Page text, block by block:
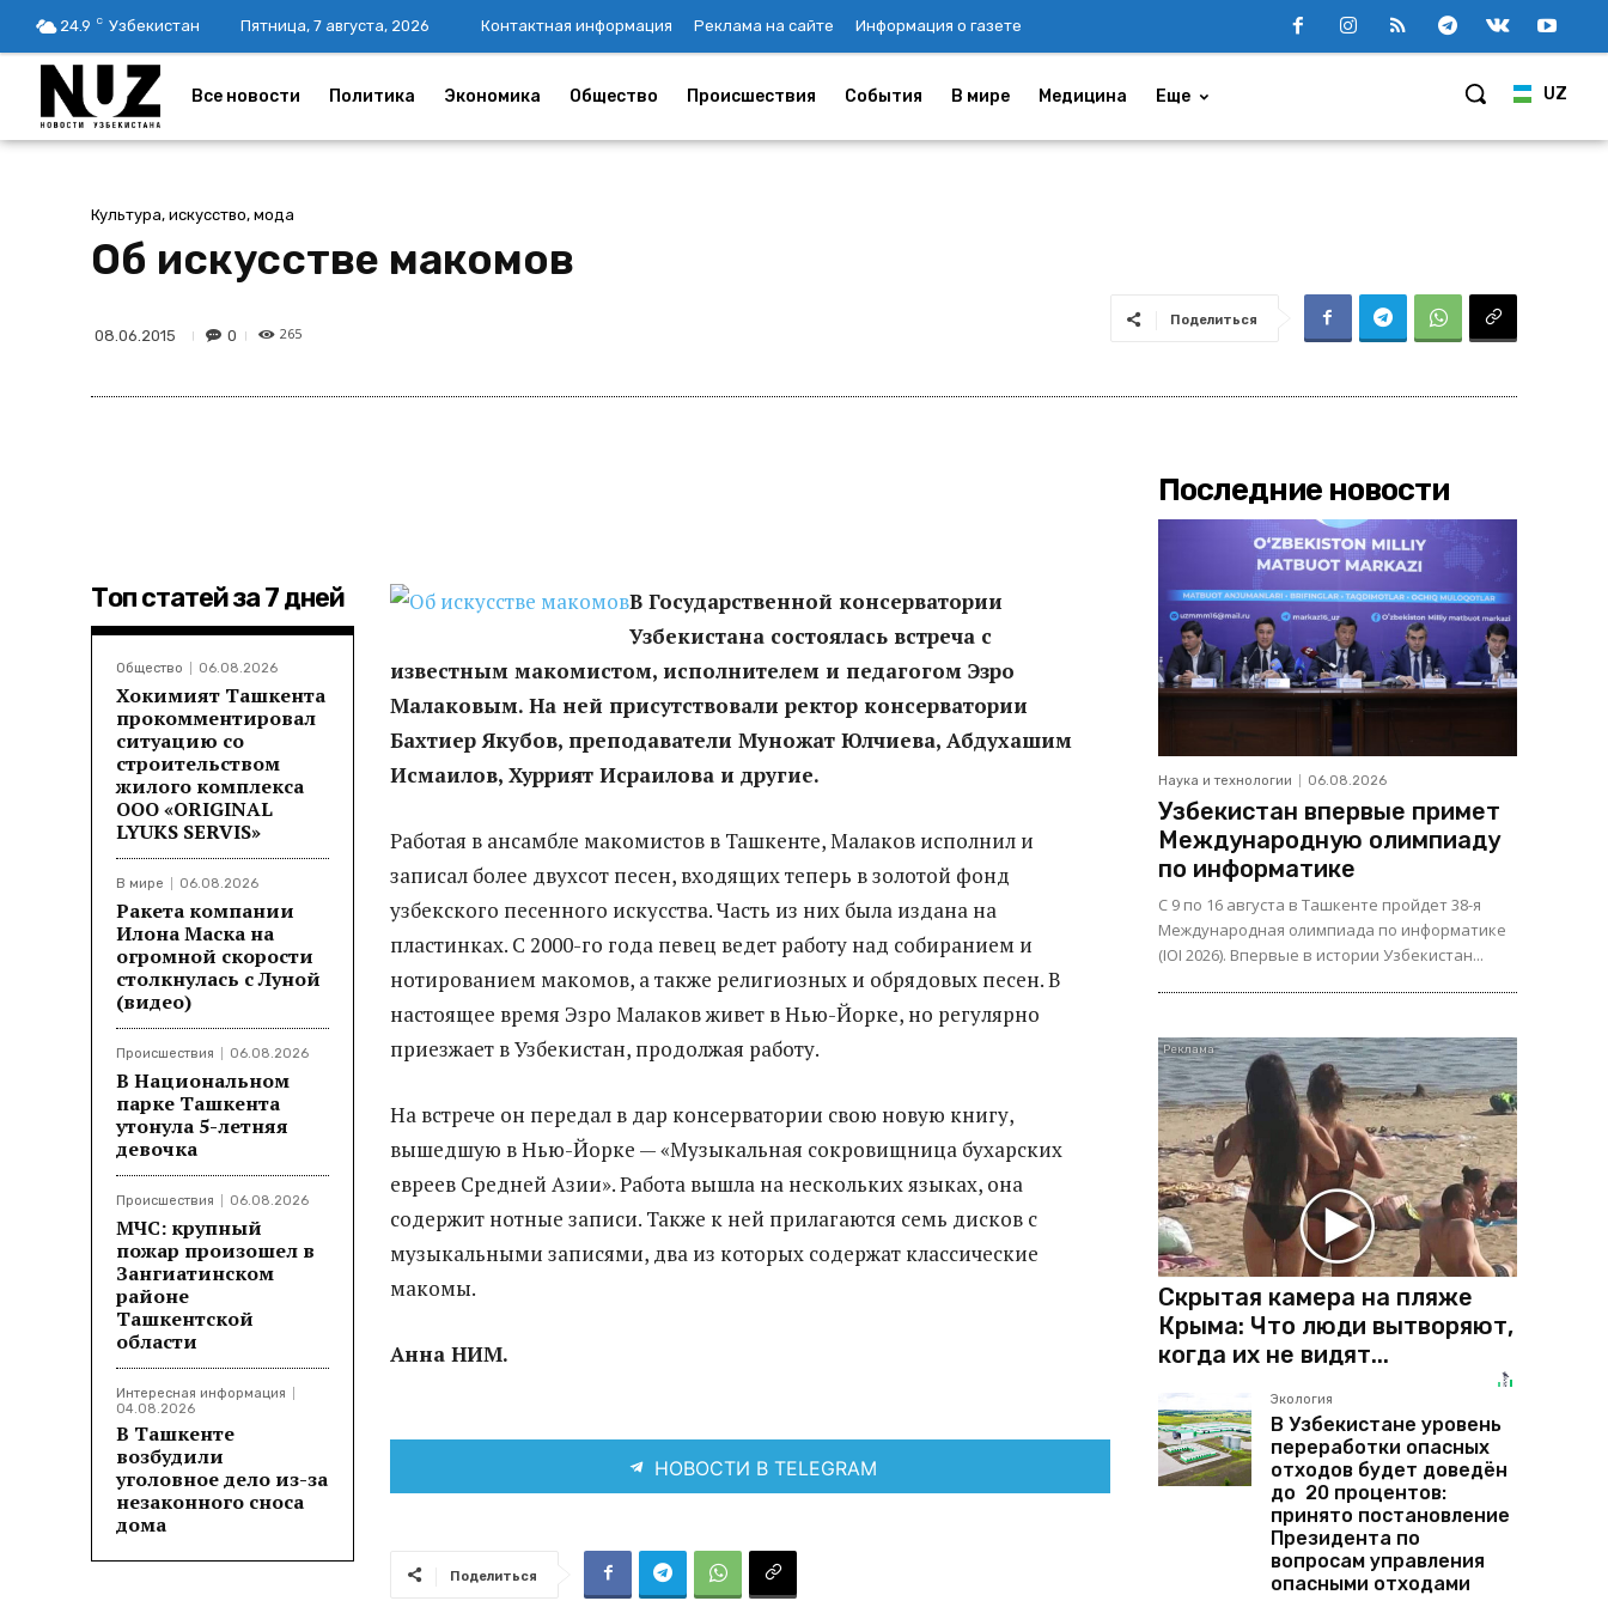
24.9 C Узбекистан Пятница, 7 августа, 2026 Контактная информация Реклама на сайте Информация о газете
UZ
Все новости Политика Экономика Общество Происшествия События В мире Медицина Еще
Культура, искусство, мода
Об искусстве макомов
08.06.2015 0 265
Поделиться
Топ статей за 7 дней
Общество 06.08.2026
Хокимият Ташкента
прокомментировал
ситуацию со
строительством
жилого комплекса
ООО «ORIGINAL
LYUKS SERVIS»
В мире 06.08.2026
Ракета компании
Илона Маска на
огромной скорости
столкнулась с Луной
(видео)
Происшествия 06.08.2026
В Национальном
парке Ташкента
утонула 5-летняя
девочка
Происшествия 06.08.2026
МЧС: крупный
пожар произошел в
Зангиатинском
районе
Ташкентской
области
Интересная информация
04.08.2026
В Ташкенте
возбудили
уголовное дело из-за
незаконного сноса
дома
В Государственной консерватории
Узбекистана состоялась встреча с
известным макомистом, исполнителем и педагогом Эзро
Малаковым. На ней присутствовали ректор консерватории
Бахтиер Якубов, преподаватели Муножат Юлчиева, Абдухашим
Исмаилов, Хуррият Исраилова и другие.
Работая в ансамбле макомистов в Ташкенте, Малаков исполнил и
записал более двухсот песен, входящих теперь в золотой фонд
узбекского песенного искусства. Часть из них была издана на
пластинках. С 2000-го года певец ведет работу над собиранием и
нотированием макомов, а также религиозных и обрядовых песен. В
настоящее время Эзро Малаков живет в Нью-Йорке, но регулярно
приезжает в Узбекистан, продолжая работу.
На встрече он передал в дар консерватории свою новую книгу,
вышедшую в Нью-Йорке — «Музыкальная сокровищница бухарских
евреев Средней Азии». Работа вышла на нескольких языках, она
содержит нотные записи. Также к ней прилагаются семь дисков с
музыкальными записями, два из которых содержат классические
макомы.
Анна НИМ.
НОВОСТИ В TELEGRAM
Поделиться
Последние новости
Наука и технологии 06.08.2026
Узбекистан впервые примет
Международную олимпиаду
по информатике
С 9 по 16 августа в Ташкенте пройдет 38-я
Международная олимпиада по информатике
(IOI 2026). Впервые в истории Узбекистан...
Скрытая камера на пляже
Крыма: Что люди вытворяют,
когда их не видят...
Экология
В Узбекистане уровень
переработки опасных
отходов будет доведён
до 20 процентов:
принято постановление
Президента по
вопросам управления
опасными отходами